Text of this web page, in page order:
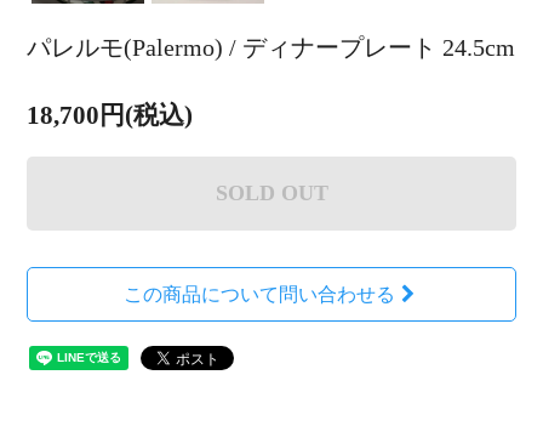
パレルモ(Palermo) / ディナープレート 24.5cm
18,700円(税込)
SOLD OUT
この商品について問い合わせる